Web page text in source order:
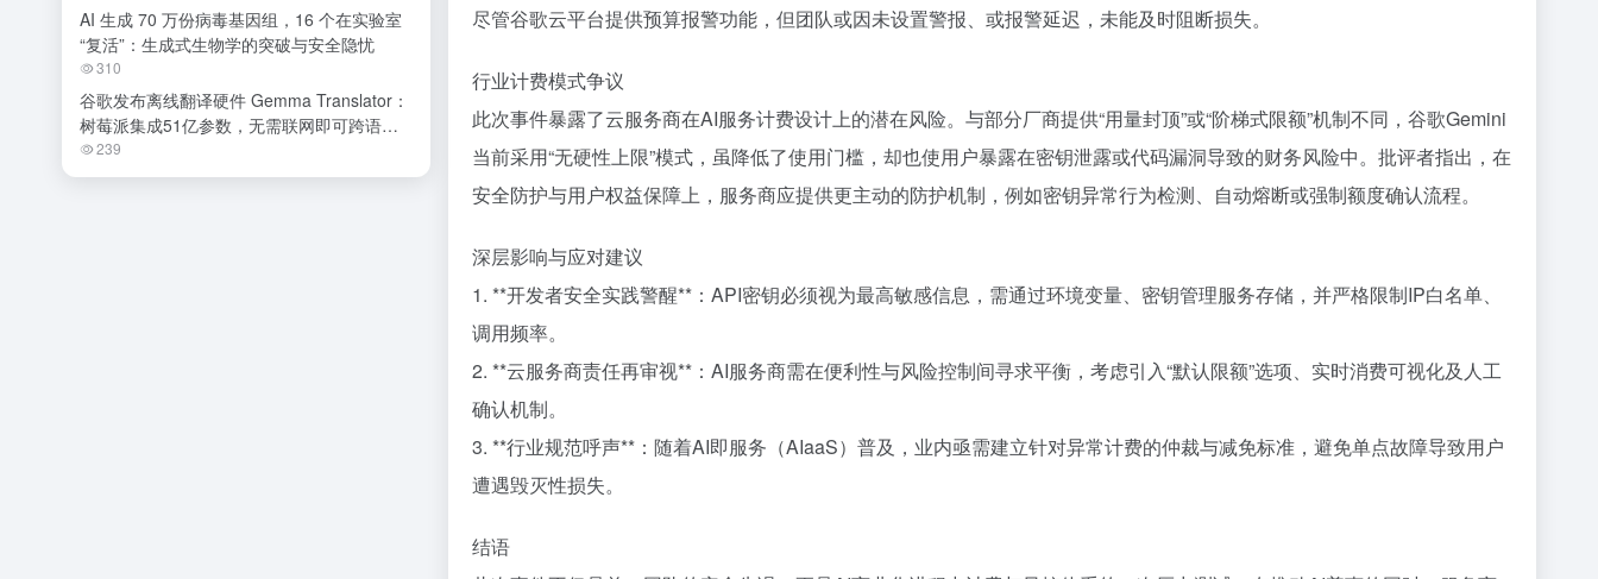
尽管谷歌云平台提供预算报警功能，但团队或因未设置警报、或报警延迟，未能及时阻断损失。
行业计费模式争议
此次事件暴露了云服务商在AI服务计费设计上的潜在风险。与部分厂商提供“用量封顶”或“阶梯式限额”机制不同，谷歌Gemini
当前采用“无硬性上限”模式，虽降低了使用门槛，却也使用户暴露在密钥泄露或代码漏洞导致的财务风险中。批评者指出，在
安全防护与用户权益保障上，服务商应提供更主动的防护机制，例如密钥异常行为检测、自动熔断或强制额度确认流程。
深层影响与应对建议
1. **开发者安全实践警醒**：API密钥必须视为最高敏感信息，需通过环境变量、密钥管理服务存储，并严格限制IP白名单、
调用频率。
2. **云服务商责任再审视**：AI服务商需在便利性与风险控制间寻求平衡，考虑引入“默认限额”选项、实时消费可视化及人工
确认机制。
3. **行业规范呼声**：随着AI即服务（AIaaS）普及，业内亟需建立针对异常计费的仲裁与减免标准，避免单点故障导致用户
遭遇毁灭性损失。
结语
AI 生成 70 万份病毒基因组，16 个在实验室
“复活”：生成式生物学的突破与安全隐忧
310
谷歌发布离线翻译硬件 Gemma Translator：
树莓派集成51亿参数，无需联网即可跨语种
交流
239